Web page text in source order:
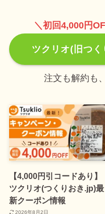
＼初回4,000円
ツクリオ(旧つ
注文も解約も
【4,000円引コードあり】
ツクリオ(つくりおき.jp)最
新クーポン情報
2026年8月2日